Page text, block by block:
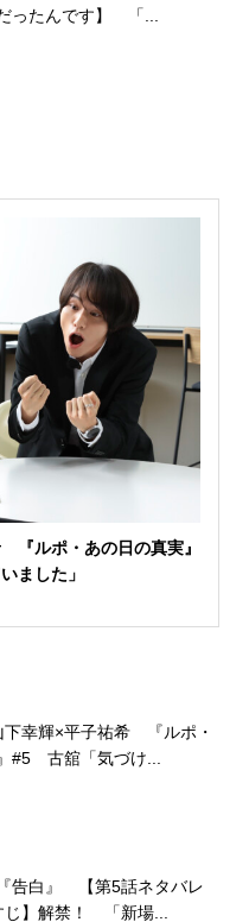
ったんです】 「...
ルポ・あの日の真実』
ました」
下幸輝×平子祐希 『ルポ・
#5 古舘「気づけ...
告白』 【第5話ネタバレ
じ】解禁！ 「新場...